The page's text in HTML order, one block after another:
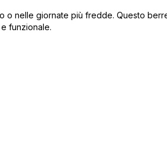
o nelle giornate più fredde. Questo
funzionale.